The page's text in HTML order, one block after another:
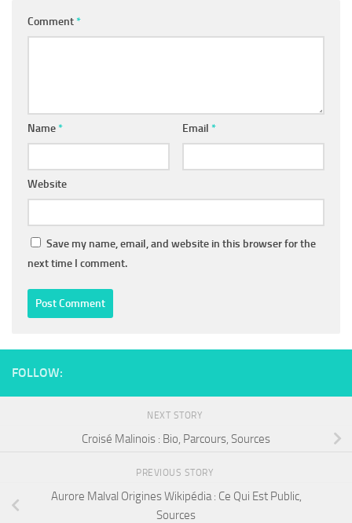
Comment*
Name* Email *
Website
Save my name, email, and website in this browser for the
next time I comment.
FOLLOW:
NEXT STORY
Croisé Malinois : Bio, Parcours, Sources
PREVIOUS STORY
Aurore Malval Origines Wikipédia : Ce Qui Est Public,
Sources